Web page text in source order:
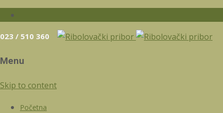
023 / 510 360
Menu
Skip to content
Početna